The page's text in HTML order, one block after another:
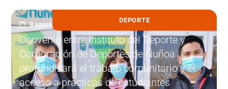
DEPORTE
9 agosto, 2022
Convenio entre Instituto del Deporte y
Corporación de Deportes de Ñuñoa
profundizará el trabajo comunitario y el
acceso a prácticas de estudiantes